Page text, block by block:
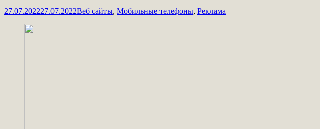
27.07.202227.07.2022Веб сайты, Мобильные телефоны, Реклама